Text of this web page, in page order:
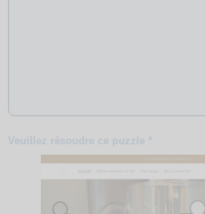
Veuillez résoudre ce puzzle *